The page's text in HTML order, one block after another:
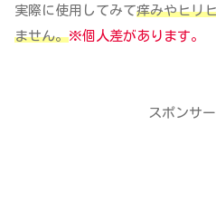
実際に使用してみて痒みやヒリ
ません。※個人差があります。
スポンサ